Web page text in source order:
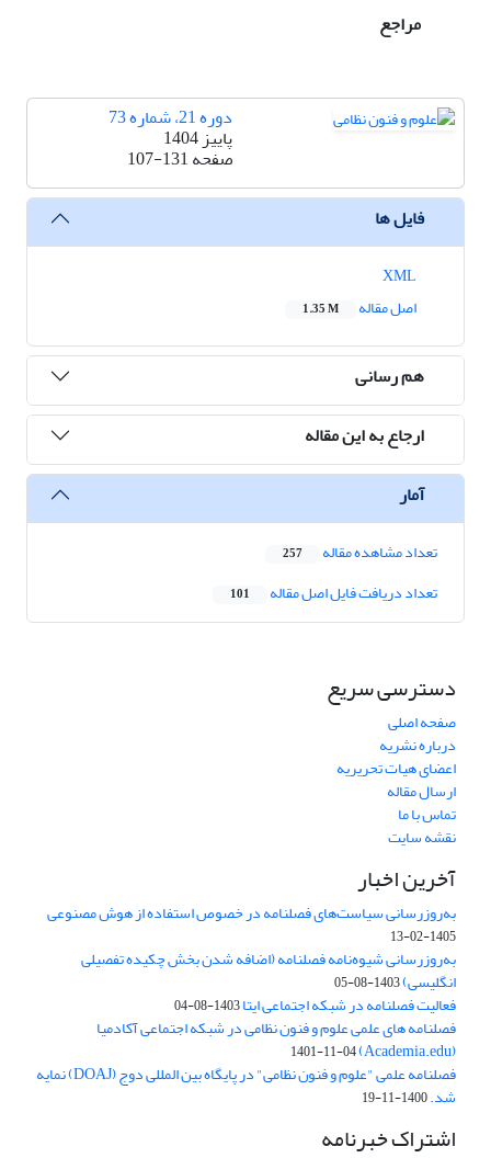
مراجع
دوره 21، شماره 73
پاییز 1404
صفحه107-131
فایل ها
اصل مقاله
1.35 M
هم رسانی
ارجاع به این مقاله
آمار
تعداد مشاهده مقاله 257
تعداد دریافت فایل اصل مقاله 101
دسترسی سریع
صفحه اصلی
درباره نشریه
اعضای هیات تحریریه
ارسال مقاله
تماس با ما
نقشه سایت
آخرین اخبار
به‌روزرسانی سیاست‌های فصلنامه در خصوص استفاده از هوش مصنوعی
1405-02-13
به‌روزرسانی شیوه‌نامه فصلنامه (اضافه شدن بخش چکیده تفصیلی
انگلیسی)1403-08-05
فعالیت فصلنامه در شبکه اجتماعی ایتا1403-08-04
فصلنامه های علمی علوم و فنون نظامی در شبکه اجتماعی آکادمیا
(Academia.edu)
1401-11-04
فصلنامه علمی "علوم و فنون نظامی" در پایگاه بین المللی دوج (DOAJ) نمایه
شد.1400-11-19
اشتراک خبرنامه